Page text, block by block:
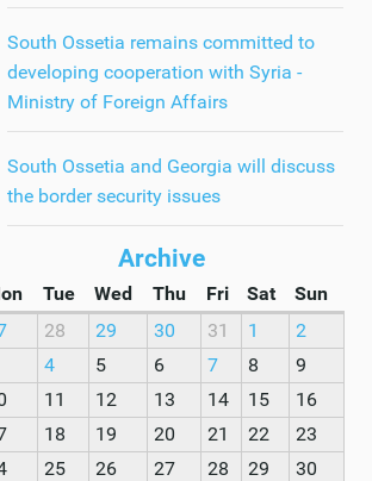
South Ossetia remains committed to
developing cooperation with Syria -
Ministry of Foreign Affairs
South Ossetia and Georgia will discuss
the border security issues
Archive
Tue Wed Thu Fri Sat
Sun
28 29 30 31 1
2
4 5 6 7 8
9
11 12 13 14 15
16
18 19 20 21 22
23
25 26 27 28 29
30